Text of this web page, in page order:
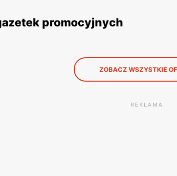
promocyjnych
ZOBACZ WSZYSTKIE
REKLAMA